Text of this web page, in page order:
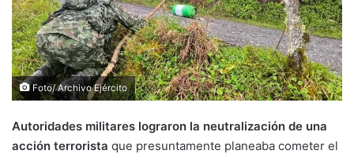
Foto/ Archivo Ejército
Autoridades militares lograron la neutralización de una
acción terrorista que presuntamente planeaba cometer el